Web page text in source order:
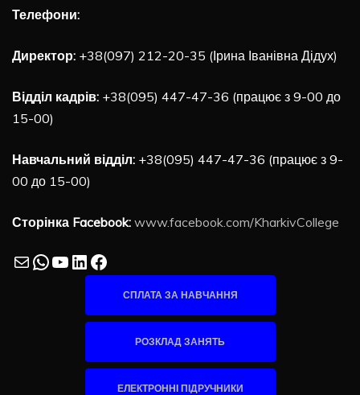
Телефони:
Директор: +38(097) 212-20-35 (Ірина Іванівна Дідух)
Відділ кадрів: +38(095) 447-47-36 (працює з 9-00 до
15-00)
Навчальний відділ: +38(095) 447-47-36 (працює з 9-
00 до 15-00)
Сторінка Facebook: www.facebook.com/KharkivCollege
MailWhatsApp
YouTube
LinkedIn
Facebook
СПЛАТА ЗА НАВЧАННЯ
РОЗКЛАД ЗАНЯТЬ
ЕЛЕКТРОННІ ПІДРУЧНИКИ